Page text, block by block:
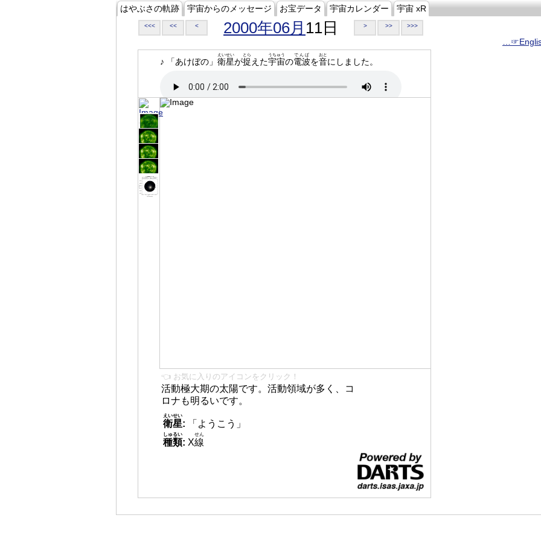
はやぶさの軌跡 宇宙からのメッセージ お宝データ 宇宙カレンダー 宇宙 xR
<<< << < 2000年06月 11日 > >> >>>
♪ 「あけぼの」 衛星
えいせい
が捉
とら
えた宇宙
うちゅう
の電波
でんぱ
を音
おと
にしました。
👈 お気に入りのアイコンをクリック！
活動極大期の太陽です。活動領域が多く、コ
ロナも明るいです。
衛星
えいせい
:
「ようこう」
種類
しゅるい
: X線
せん